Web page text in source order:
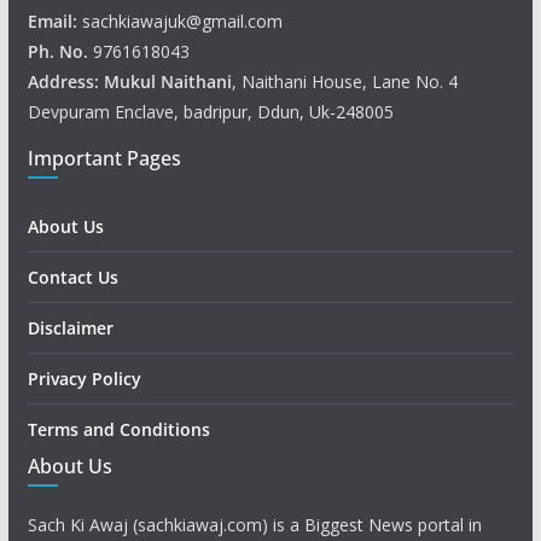
Email: sachkiawajuk@gmail.com
Ph. No. 9761618043
Address: Mukul Naithani, Naithani House, Lane No. 4
Devpuram Enclave, badripur, Ddun, Uk-248005
Important Pages
About Us
Contact Us
Disclaimer
Privacy Policy
Terms and Conditions
About Us
Sach Ki Awaj (sachkiawaj.com) is a Biggest News portal in